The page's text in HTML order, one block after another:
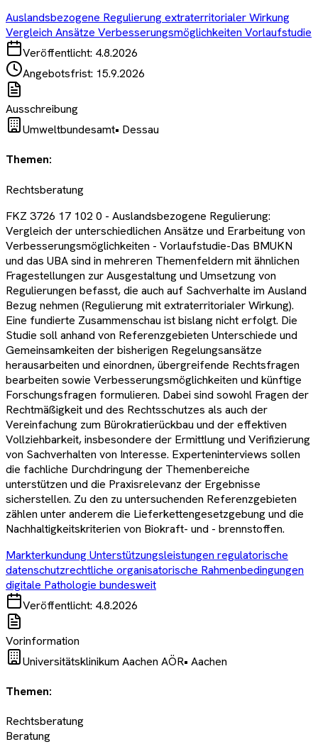
Auslandsbezogene Regulierung extraterritorialer Wirkung
Vergleich Ansätze Verbesserungsmöglichkeiten Vorlaufstudie
Veröffentlicht: 4.8.2026
Angebotsfrist: 15.9.2026
Ausschreibung
Umweltbundesamt• Dessau
Themen:
Rechtsberatung
FKZ 3726 17 102 0 - Auslandsbezogene Regulierung:
Vergleich der unterschiedlichen Ansätze und Erarbeitung von
Verbesserungsmöglichkeiten - Vorlaufstudie-Das BMUKN
und das UBA sind in mehreren Themenfeldern mit ähnlichen
Fragestellungen zur Ausgestaltung und Umsetzung von
Regulierungen befasst, die auch auf Sachverhalte im Ausland
Bezug nehmen (Regulierung mit extraterritorialer Wirkung).
Eine fundierte Zusammenschau ist bislang nicht erfolgt. Die
Studie soll anhand von Referenzgebieten Unterschiede und
Gemeinsamkeiten der bisherigen Regelungsansätze
herausarbeiten und einordnen, übergreifende Rechtsfragen
bearbeiten sowie Verbesserungsmöglichkeiten und künftige
Forschungsfragen formulieren. Dabei sind sowohl Fragen der
Rechtmäßigkeit und des Rechtsschutzes als auch der
Vereinfachung zum Bürokratierückbau und der effektiven
Vollziehbarkeit, insbesondere der Ermittlung und Verifizierung
von Sachverhalten von Interesse. Experteninterviews sollen
die fachliche Durchdringung der Themenbereiche
unterstützen und die Praxisrelevanz der Ergebnisse
sicherstellen. Zu den zu untersuchenden Referenzgebieten
zählen unter anderem die Lieferkettengesetzgebung und die
Nachhaltigkeitskriterien von Biokraft- und - brennstoffen.
Markterkundung Unterstützungsleistungen regulatorische
datenschutzrechtliche organisatorische Rahmenbedingungen
digitale Pathologie bundesweit
Veröffentlicht: 4.8.2026
Vorinformation
Universitätsklinikum Aachen AÖR• Aachen
Themen:
Rechtsberatung
Beratung